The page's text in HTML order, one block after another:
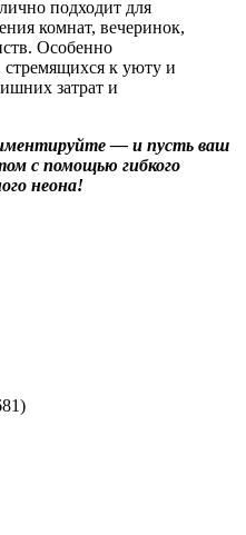
подходит для
комнат, вечеринок,
Особенно
к уюту и
затрат и
— и пусть ваш
с помощью гибкого
неона!